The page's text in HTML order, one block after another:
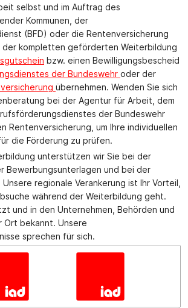
selbst und im Auftrag des
Kommunen, der
(BFD) oder die Rentenversicherung
der kompletten geförderten Weiterbildung
bzw. einen Bewilligungsbescheid
der Bundeswehr oder der
übernehmen. Wenden Sie sich
bei der Agentur für Arbeit, dem
der Bundeswehr
Rentenversicherung, um Ihre individuellen
die Förderung zu prüfen.
unterstützen wir Sie bei der
Bewerbungsunterlagen und bei der
regionale Verankerung ist Ihr Vorteil,
während der Weiterbildung geht.
und in den Unternehmen, Behörden und
Ort bekannt. Unsere
sprechen für sich.